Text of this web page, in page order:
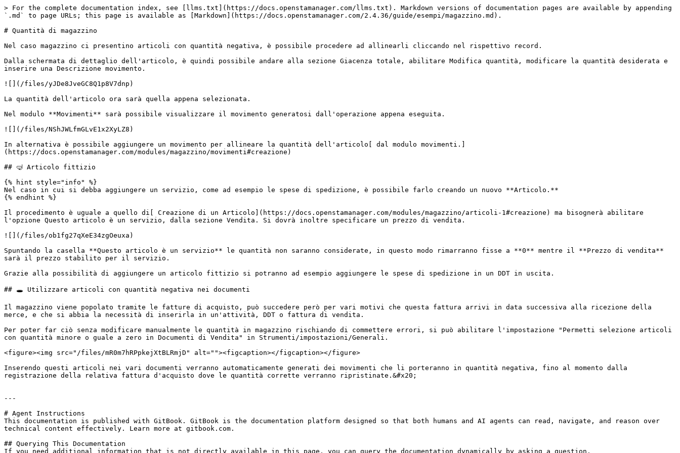
> For the complete documentation index, see [llms.txt](https://docs.openstamanager.com/llms.txt). Markdown versions of documentation pages are available by appending
`.md` to page URLs; this page is available as [Markdown](https://docs.openstamanager.com/2.4.36/guide/esempi/magazzino.md).
# Quantità di magazzino
Nel caso magazzino ci presentino articoli con quantità negativa, è possibile procedere ad allinearli cliccando nel rispettivo record.
Dalla schermata di dettaglio dell'articolo, è quindi possibile andare alla sezione Giacenza totale, abilitare Modifica quantità, modificare la quantità desiderata e
inserire una Descrizione movimento.
![](/files/yJDe8JveGC8Q1p8V7dnp)
La quantità dell'articolo ora sarà quella appena selezionata.
Nel modulo **Movimenti** sarà possibile visualizzare il movimento generatosi dall'operazione appena eseguita.
![](/files/NShJWLfmGLvE1x2XyLZ8)
In alternativa è possibile aggiungere un movimento per allineare la quantità dell'articolo[ dal modulo movimenti.]
(https://docs.openstamanager.com/modules/magazzino/movimenti#creazione)
## 🤿 Articolo fittizio
{% hint style="info" %}
Nel caso in cui si debba aggiungere un servizio, come ad esempio le spese di spedizione, è possibile farlo creando un nuovo **Articolo.**
{% endhint %}
Il procedimento è uguale a quello di[ Creazione di un Articolo](https://docs.openstamanager.com/modules/magazzino/articoli-1#creazione) ma bisognerà abilitare
l'opzione Questo articolo è un servizio, dalla sezione Vendita. Si dovrà inoltre specificare un prezzo di vendita.
![](/files/ob1fg27qXeE34zgOeuxa)
Spuntando la casella **Questo articolo è un servizio** le quantità non saranno considerate, in questo modo rimarranno fisse a **0** mentre il **Prezzo di vendita**
sarà il prezzo stabilito per il servizio.
Grazie alla possibilità di aggiungere un articolo fittizio si potranno ad esempio aggiungere le spese di spedizione in un DDT in uscita.
## 🕳️ Utilizzare articoli con quantità negativa nei documenti
Il magazzino viene popolato tramite le fatture di acquisto, può succedere però per vari motivi che questa fattura arrivi in data successiva alla ricezione della
merce, e che si abbia la necessità di inserirla in un'attività, DDT o fattura di vendita.
Per poter far ciò senza modificare manualmente le quantità in magazzino rischiando di commettere errori, si può abilitare l'impostazione "Permetti selezione articoli
con quantità minore o guale a zero in Documenti di Vendita" in Strumenti/impostazioni/Generali.
<figure><img src="/files/mR0m7hRPpkejXtBLRmjD" alt=""><figcaption></figcaption></figure>
Inserendo questi articoli nei vari documenti verranno automaticamente generati dei movimenti che li porteranno in quantità negativa, fino al momento dalla
registrazione della relativa fattura d'acquisto dove le quantità corrette verranno ripristinate.&#x20;
---
# Agent Instructions
This documentation is published with GitBook. GitBook is the documentation platform designed so that both humans and AI agents can read, navigate, and reason over
technical content effectively. Learn more at gitbook.com.
## Querying This Documentation
If you need additional information that is not directly available in this page, you can query the documentation dynamically by asking a question.